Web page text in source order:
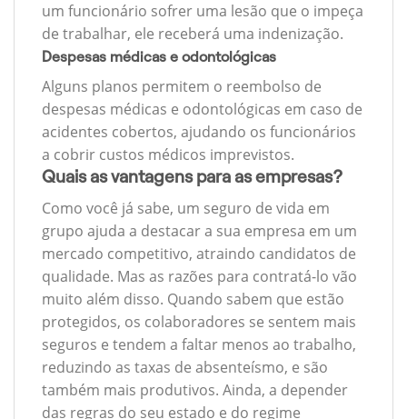
um funcionário sofrer uma lesão que o impeça
de trabalhar, ele receberá uma indenização.
Despesas médicas e odontológicas
Alguns planos permitem o reembolso de
despesas médicas e odontológicas em caso de
acidentes cobertos, ajudando os funcionários
a cobrir custos médicos imprevistos.
Quais as vantagens para as empresas?
Como você já sabe, um seguro de vida em
grupo ajuda a destacar a sua empresa em um
mercado competitivo, atraindo candidatos de
qualidade. Mas as razões para contratá-lo vão
muito além disso. Quando sabem que estão
protegidos, os colaboradores se sentem mais
seguros e tendem a faltar menos ao trabalho,
reduzindo as taxas de absenteísmo, e são
também mais produtivos. Ainda, a depender
das regras do seu estado e do regime